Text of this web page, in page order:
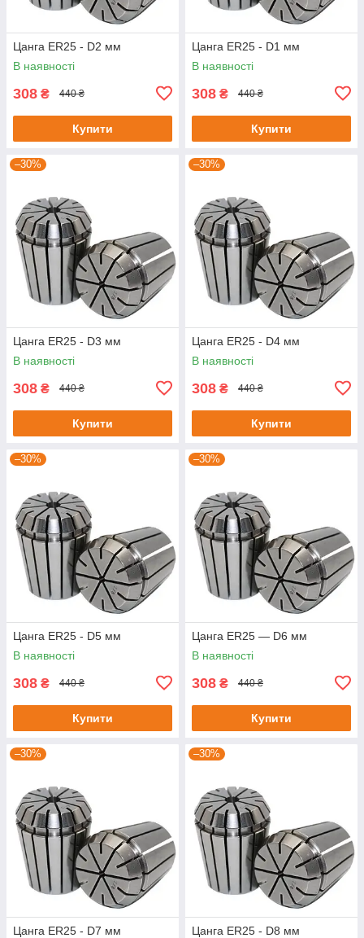
Цанга ER25 - D2 мм
В наявності
308 ₴ 440 ₴
Купити
Цанга ER25 - D1 мм
В наявності
308 ₴ 440 ₴
Купити
–30%
Цанга ER25 - D3 мм
В наявності
308 ₴ 440 ₴
Купити
–30%
Цанга ER25 - D4 мм
В наявності
308 ₴ 440 ₴
Купити
–30%
Цанга ER25 - D5 мм
В наявності
308 ₴ 440 ₴
Купити
–30%
Цанга ER25 — D6 мм
В наявності
308 ₴ 440 ₴
Купити
–30%
Цанга ER25 - D7 мм
–30%
Цанга ER25 - D8 мм